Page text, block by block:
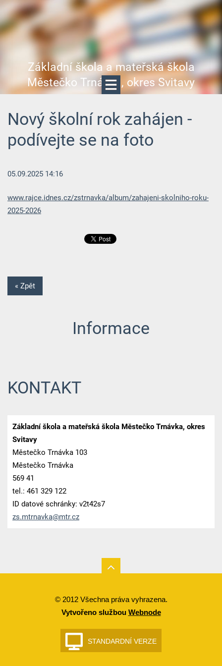
Základní škola a mateřská škola
Městečko Trnávka, okres Svitavy
Nový školní rok zahájen -
podívejte se na foto
05.09.2025 14:16
www.rajce.idnes.cz/zstrnavka/album/zahajeni-skolniho-roku-
2025-2026
« Zpět
Informace
KONTAKT
Základní škola a mateřská škola Městečko Trnávka, okres
Svitavy
Městečko Trnávka 103
Městečko Trnávka
569 41
tel.: 461 329 122
ID datové schránky: v2t42s7
zs.mtrnavka@mtr.cz
© 2012 Všechna práva vyhrazena.
Vytvořeno službou Webnode
STANDARDNÍ VERZE